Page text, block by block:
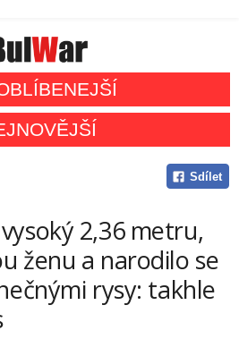
Sdílet
2,36 metru,
ženu a narodilo se
rysy: takhle